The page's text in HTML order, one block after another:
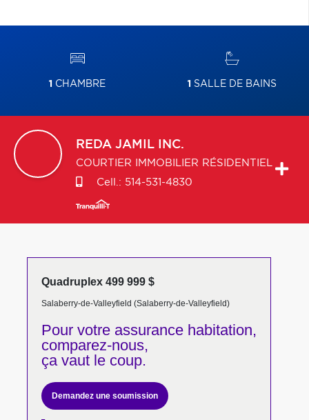
1 CHAMBRE 1 SALLE DE BAINS
REDA JAMIL INC.
COURTIER IMMOBILIER RÉSIDENTIEL
Cell.: 514-531-4830
Quadruplex 499 999 $
Salaberry-de-Valleyfield (Salaberry-de-Valleyfield)
Pour votreassurance habitation,
comparez-nous,
ça vaut le coup.
Demandez une soumission